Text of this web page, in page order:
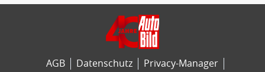
AGB Datenschutz Privacy-Manager